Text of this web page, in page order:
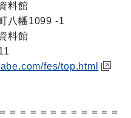
料館
幡1099 -1
料館
fes/top.html
＝＝＝＝＝＝＝＝＝＝＝